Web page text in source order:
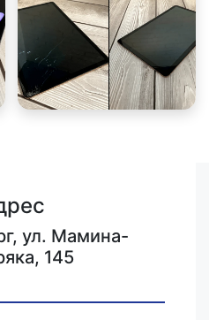
ул. Мамина-
145